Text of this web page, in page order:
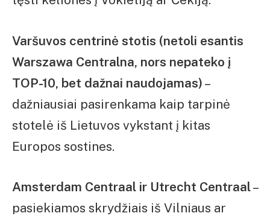
Varšuvos centrinė stotis (netoli esantis
Warszawa Centralna, nors nepateko į
TOP-10, bet dažnai naudojamas) –
dažniausiai pasirenkama kaip tarpinė
stotelė iš Lietuvos vykstant į kitas
Europos sostines.
Amsterdam Centraal ir Utrecht Centraal–
pasiekiamos skrydžiais iš Vilniaus ar